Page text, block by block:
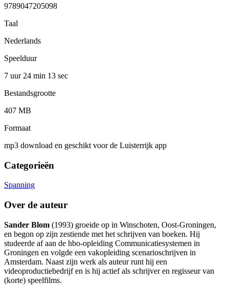
9789047205098
Taal
Nederlands
Speelduur
7 uur 24 min 13 sec
Bestandsgrootte
407 MB
Formaat
mp3 download en geschikt voor de Luisterrijk app
Categorieën
Spanning
Over de auteur
Sander Blom (1993) groeide op in Winschoten, Oost-Groningen,
en begon op zijn zestiende met het schrijven van boeken. Hij
studeerde af aan de hbo-opleiding Communicatiesystemen in
Groningen en volgde een vakopleiding scenarioschrijven in
Amsterdam. Naast zijn werk als auteur runt hij een
videoproductiebedrijf en is hij actief als schrijver en regisseur van
(korte) speelfilms.